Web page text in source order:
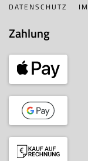
DATENSCHUTZ
Zahlung